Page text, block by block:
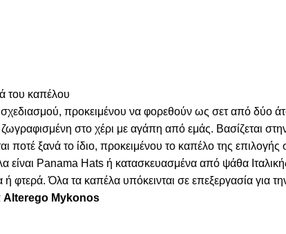
του καπέλου
προκειμένου να φορεθούν ως σετ από δύο
στο χέρι με αγάπη από εμάς. Βασίζεται
ποτέ ξανά το ίδιο, προκειμένου το καπέλο της
είναι Panama Hats ή κατασκευασμένα από ψάθα
Όλα τα καπέλα υπόκεινται σε επεξεργασία για
Alterego Mykonos